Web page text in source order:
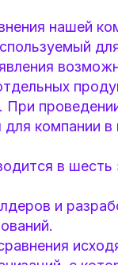
нашей
для компании в
в шесть
и